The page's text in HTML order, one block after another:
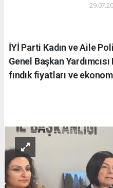
İYİ Parti Kadın ve Aile
Genel Başkan
fındık fiyatları ve